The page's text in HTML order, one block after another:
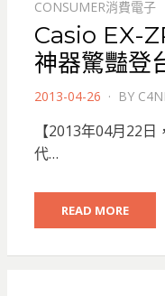
CONSUMER消費電子
Casio EX-
神器驚豔登
POSTED
2013-04-26 BY
【2013年04月22
代…
READ MORE